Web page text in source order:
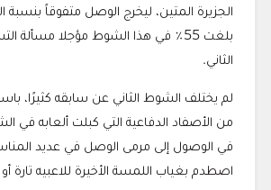
الجزيرة المتين، ليخرج الوصل متفوقاً بنسبة
بلغت 55٪ في هذا الشوط مؤجلا مسألة
الثاني.
لم يختلف الشوط الثاني عن سابقه كثيرًا،
من الأصفاد الدفاعية التي كبلت ألعابه في
في الوصول إلى مرمى الوصل في عديد
اصطدم بغياب اللمسة الأخيرة للاعبيه تارة